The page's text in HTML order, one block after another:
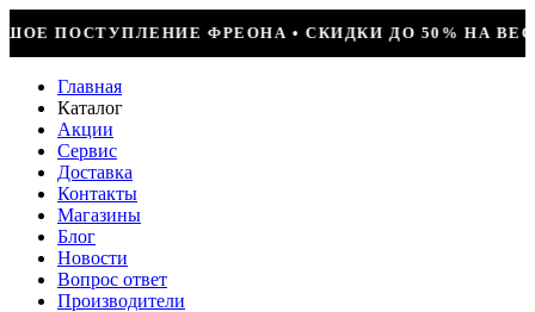
ДО 50% НА ВЕСЬ ИНСТРУМЕНТ • КОМПРЕССОР
Главная
Каталог
Акции
Сервис
Доставка
Контакты
Магазины
Блог
Новости
Вопрос ответ
Производители